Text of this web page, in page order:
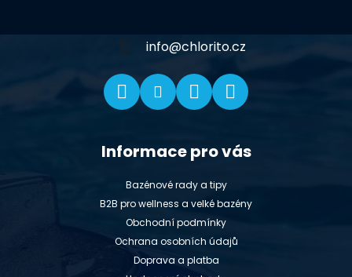
info@chlorito.cz
Informace pro vás
Bazénové rady a tipy
B2B pro wellness a velké bazény
Obchodní podmínky
Ochrana osobních údajů
Doprava a platba